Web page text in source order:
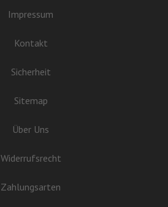
Impressum
Kontakt
Sicherheit
Sitemap
Über Uns
Widerrufsrecht
Zahlungsarten